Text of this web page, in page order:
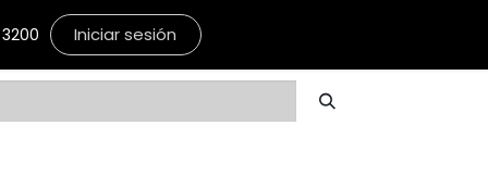
Iniciar sesión